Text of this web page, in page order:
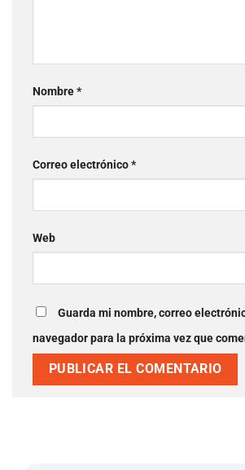
Nombre*
Correo electrónico*
Web
Guarda mi nombre, correo
navegador para la próxima vez que